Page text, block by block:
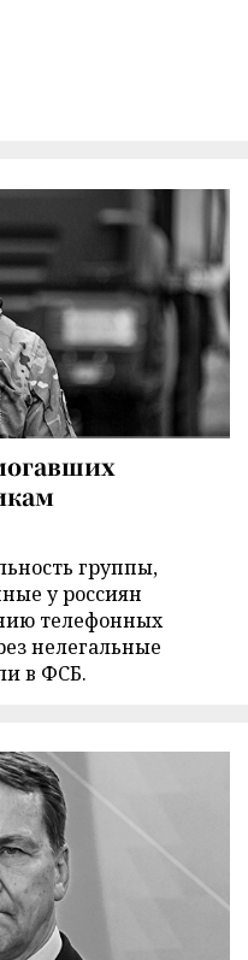
группы,
у россиян
телефонных
нелегальные
в ФСБ.